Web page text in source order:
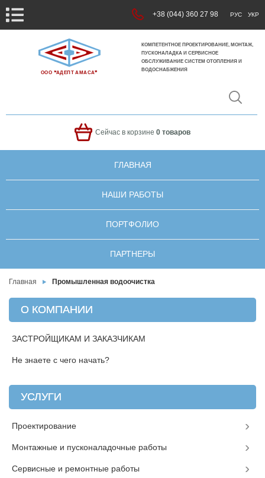
+38 (044) 360 27 98 РУС УКР
ООО ❝АДЕПТ АМАСА❞
КОМПЕТЕНТНОЕ ПРОЕКТИРОВАНИЕ, МОНТАЖ,
ПУСКОНАЛАДКА И СЕРВИСНОЕ
ОБСЛУЖИВАНИЕ СИСТЕМ ОТОПЛЕНИЯ И
ВОДОСНАБЖЕНИЯ
Сейчас в корзине 0 товаров
ГЛАВНАЯ
НАШИ РАБОТЫ
ПОРТФОЛИО
ПАРТНЕРЫ
Главная Промышленная водоочистка
О КОМПАНИИ
ЗАСТРОЙЩИКАМ И ЗАКАЗЧИКАМ
Не знаете с чего начать?
УСЛУГИ
Проектирование
Монтажные и пусконаладочные работы
Сервисные и ремонтные работы